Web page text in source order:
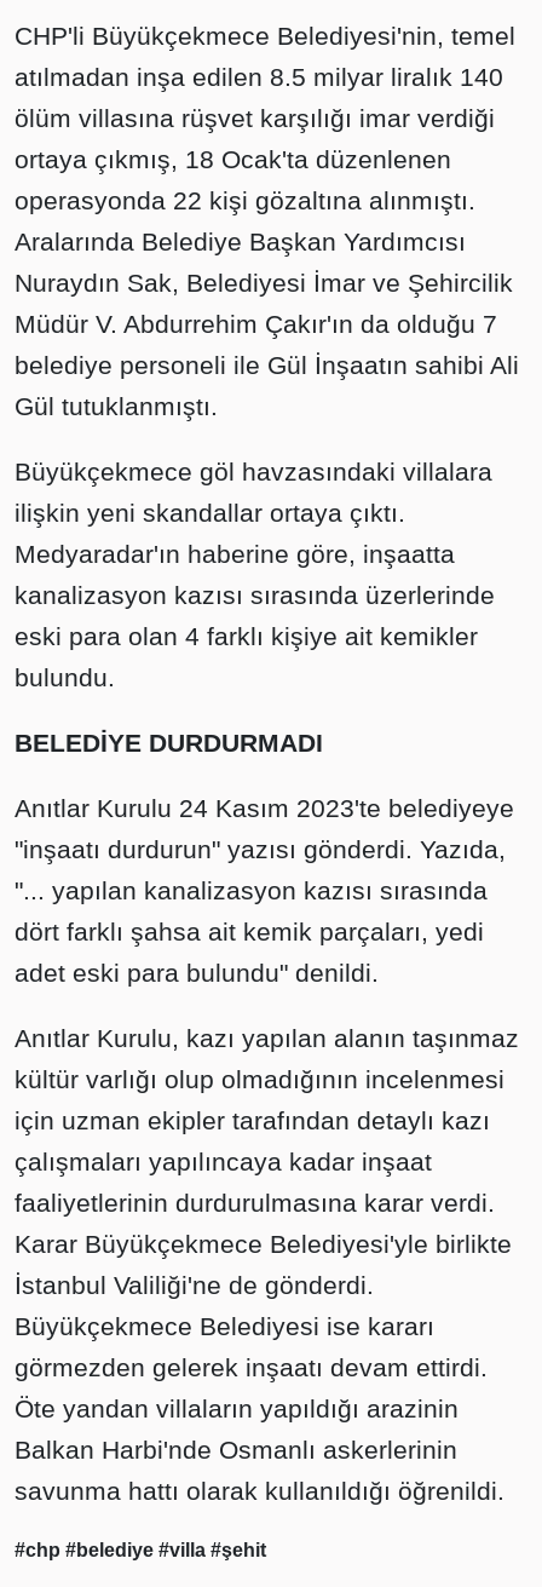
CHP'li Büyükçekmece Belediyesi'nin, temel
atılmadan inşa edilen 8.5 milyar liralık 140
ölüm villasına rüşvet karşılığı imar verdiği
ortaya çıkmış, 18 Ocak'ta düzenlenen
operasyonda 22 kişi gözaltına alınmıştı.
Aralarında Belediye Başkan Yardımcısı
Nuraydın Sak, Belediyesi İmar ve Şehircilik
Müdür V. Abdurrehim Çakır'ın da olduğu 7
belediye personeli ile Gül İnşaatın sahibi Ali
Gül tutuklanmıştı.
Büyükçekmece göl havzasındaki villalara
ilişkin yeni skandallar ortaya çıktı.
Medyaradar'ın haberine göre, inşaatta
kanalizasyon kazısı sırasında üzerlerinde
eski para olan 4 farklı kişiye ait kemikler
bulundu.
BELEDİYE DURDURMADI
Anıtlar Kurulu 24 Kasım 2023'te belediyeye
"inşaatı durdurun" yazısı gönderdi. Yazıda,
"... yapılan kanalizasyon kazısı sırasında
dört farklı şahsa ait kemik parçaları, yedi
adet eski para bulundu" denildi.
Anıtlar Kurulu, kazı yapılan alanın taşınmaz
kültür varlığı olup olmadığının incelenmesi
için uzman ekipler tarafından detaylı kazı
çalışmaları yapılıncaya kadar inşaat
faaliyetlerinin durdurulmasına karar verdi.
Karar Büyükçekmece Belediyesi'yle birlikte
İstanbul Valiliği'ne de gönderdi.
Büyükçekmece Belediyesi ise kararı
görmezden gelerek inşaatı devam ettirdi.
Öte yandan villaların yapıldığı arazinin
Balkan Harbi'nde Osmanlı askerlerinin
savunma hattı olarak kullanıldığı öğrenildi.
#chp #belediye #villa #şehit